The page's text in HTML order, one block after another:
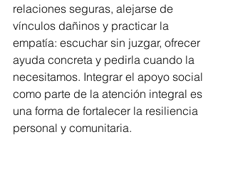
relaciones seguras, alejarse de
vínculos dañinos y practicar la
empatía: escuchar sin juzgar, ofrecer
ayuda concreta y pedirla cuando la
necesitamos. Integrar el apoyo social
como parte de la atención integral es
una forma de fortalecer la resiliencia
personal y comunitaria.